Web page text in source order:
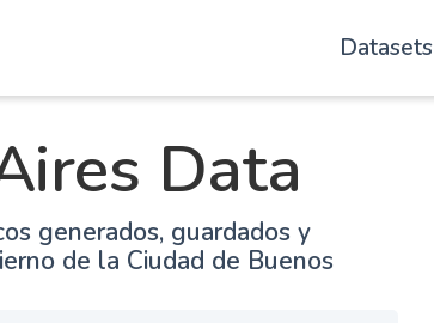
Datasets
Data
generados, guardados y
de la Ciudad de Buenos